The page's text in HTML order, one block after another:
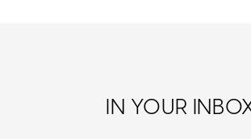
IN YOUR